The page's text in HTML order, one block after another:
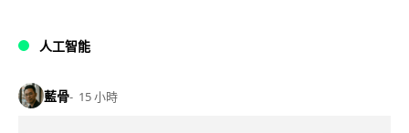
人工智能
藍骨 15 小時